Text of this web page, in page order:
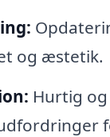
og æstetik.
Hurtig